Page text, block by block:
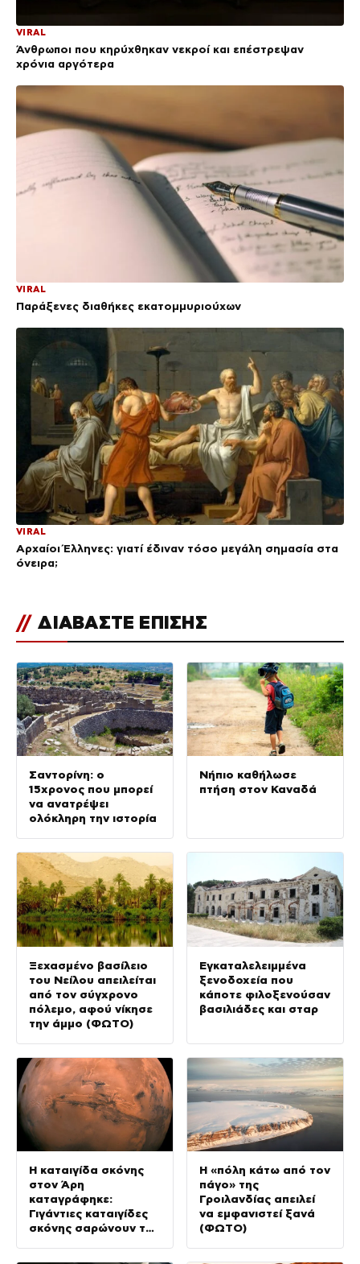
VIRAL
Άνθρωποι που κηρύχθηκαν νεκροί και επέστρεψαν
χρόνια αργότερα
VIRAL
Παράξενες διαθήκες εκατομμυριούχων
VIRAL
Αρχαίοι Έλληνες: γιατί έδιναν τόσο μεγάλη σημασία στα
όνειρα;
// ΔΙΑΒΑΣΤΕ ΕΠΙΣΗΣ
Σαντορίνη: ο
15χρονος που μπορεί
να ανατρέψει
ολόκληρη την ιστορία
Νήπιο καθήλωσε
πτήση στον Καναδά
Ξεχασμένο βασίλειο
του Νείλου απειλείται
από τον σύγχρονο
πόλεμο, αφού νίκησε
την άμμο (ΦΩΤΟ)
Εγκαταλελειμμένα
ξενοδοχεία που
κάποτε φιλοξενούσαν
βασιλιάδες και σταρ
Η καταιγίδα σκόνης
στον Άρη
καταγράφηκε:
Γιγάντιες καταιγίδες
σκόνης σαρώνουν τον
Η «πόλη κάτω από τον
πάγο» της
Γροιλανδίας απειλεί
να εμφανιστεί ξανά
(ΦΩΤΟ)